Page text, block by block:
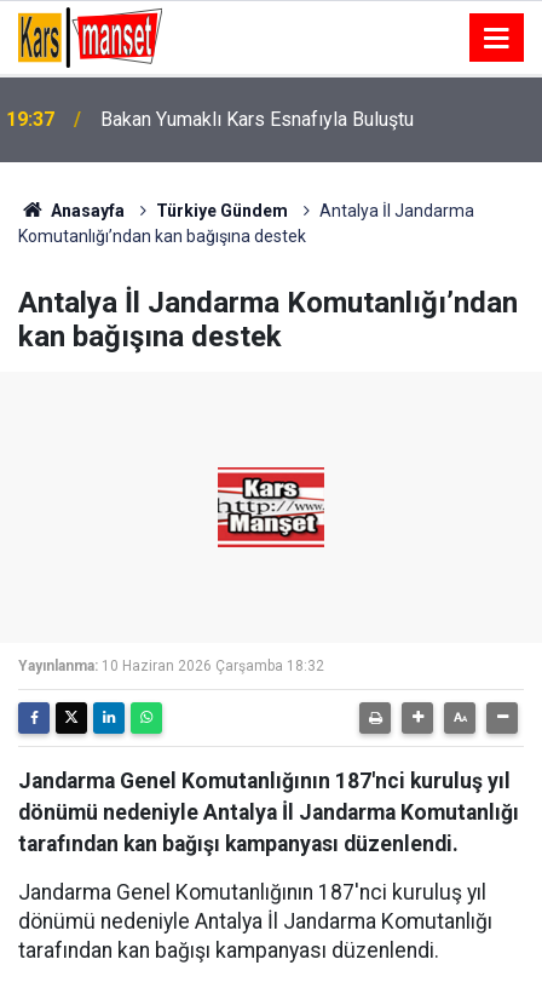
19:37 Bakan Yumaklı Kars Esnafıyla Buluştu
Anasayfa Türkiye Gündem
Antalya İl Jandarma
Komutanlığı’ndan kan bağışına destek
Antalya İl Jandarma Komutanlığı’ndan
kan bağışına destek
Yayınlanma: 10 Haziran 2026 Çarşamba 18:32
Jandarma Genel Komutanlığının 187'nci kuruluş yıl
dönümü nedeniyle Antalya İl Jandarma Komutanlığı
tarafından kan bağışı kampanyası düzenlendi.
Jandarma Genel Komutanlığının 187'nci kuruluş yıl
dönümü nedeniyle Antalya İl Jandarma Komutanlığı
tarafından kan bağışı kampanyası düzenlendi.